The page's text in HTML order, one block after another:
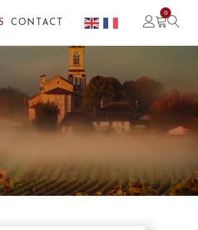
CONTACT
0